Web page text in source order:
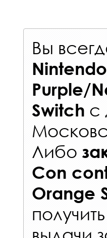
Вы
Purple/
Switch с
Либо
Con
Orange